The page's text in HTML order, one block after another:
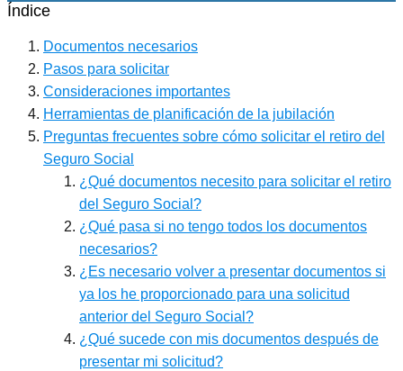
Índice
Documentos necesarios
Pasos para solicitar
Consideraciones importantes
Herramientas de planificación de la jubilación
Preguntas frecuentes sobre cómo solicitar el retiro del
Seguro Social
¿Qué documentos necesito para solicitar el retiro
del Seguro Social?
¿Qué pasa si no tengo todos los documentos
necesarios?
¿Es necesario volver a presentar documentos si
ya los he proporcionado para una solicitud
anterior del Seguro Social?
¿Qué sucede con mis documentos después de
presentar mi solicitud?